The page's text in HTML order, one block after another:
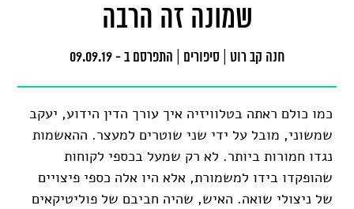
שמונה זה הרבה
חנה קב רוט סיפורים התפרסם ב - 09.09.19
כמו כולם ראתה בטלוויזיה איך עורך הדין הידוע, יעקב
שמשוני, מובל על ידי שני שוטרים למעצר. ההאשמות
נגדו חמורות ביותר. לא רק שמעל בכספי לקוחות
שהופקדו בידו למשמורת, אלא היו אלה כספי פיצויים
של ניצולי שואה. האיש, שהיה חביבם של פוליטיקאים